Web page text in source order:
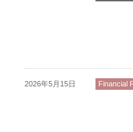
2026年5月15日 Financial